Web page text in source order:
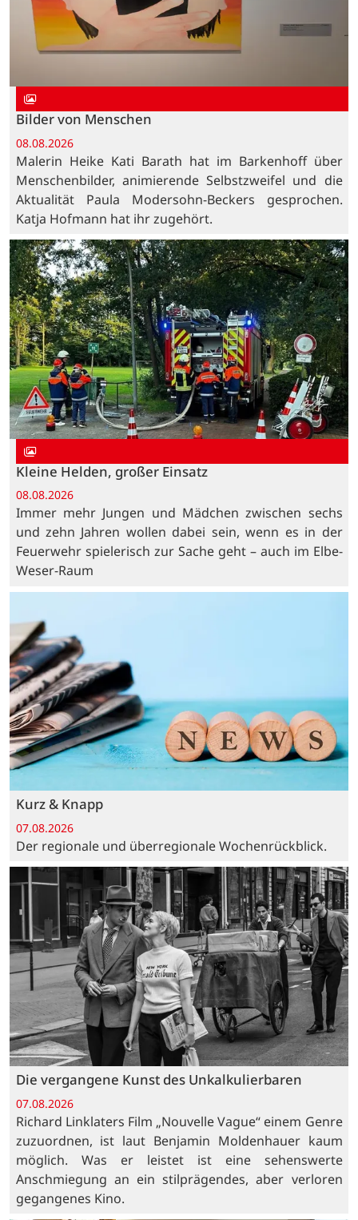
Bilder von Menschen
08.08.2026
Malerin Heike Kati Barath hat im Barkenhoff über
Menschenbilder, animierende Selbstzweifel und die
Aktualität Paula Modersohn-Beckers gesprochen.
Katja Hofmann hat ihr zugehört.
Kleine Helden, großer Einsatz
08.08.2026
Immer mehr Jungen und Mädchen zwischen sechs
und zehn Jahren wollen dabei sein, wenn es in der
Feuerwehr spielerisch zur Sache geht – auch im Elbe-
Weser-Raum
Kurz & Knapp
07.08.2026
Der regionale und überregionale Wochenrückblick.
Die vergangene Kunst des Unkalkulierbaren
07.08.2026
Richard Linklaters Film „Nouvelle Vague“ einem Genre
zuzuordnen, ist laut Benjamin Moldenhauer kaum
möglich. Was er leistet ist eine sehenswerte
Anschmiegung an ein stilprägendes, aber verloren
gegangenes Kino.